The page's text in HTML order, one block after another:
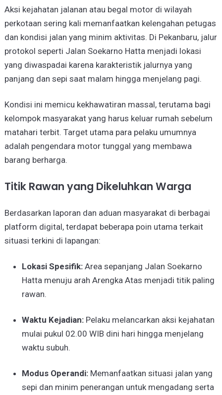
Aksi kejahatan jalanan atau begal motor di wilayah
perkotaan sering kali memanfaatkan kelengahan petugas
dan kondisi jalan yang minim aktivitas. Di Pekanbaru, jalur
protokol seperti Jalan Soekarno Hatta menjadi lokasi
yang diwaspadai karena karakteristik jalurnya yang
panjang dan sepi saat malam hingga menjelang pagi.
Kondisi ini memicu kekhawatiran massal, terutama bagi
kelompok masyarakat yang harus keluar rumah sebelum
matahari terbit. Target utama para pelaku umumnya
adalah pengendara motor tunggal yang membawa
barang berharga.
Titik Rawan yang Dikeluhkan Warga
Berdasarkan laporan dan aduan masyarakat di berbagai
platform digital, terdapat beberapa poin utama terkait
situasi terkini di lapangan:
Lokasi Spesifik:Area sepanjang Jalan Soekarno
Hatta menuju arah Arengka Atas menjadi titik paling
rawan.
Waktu Kejadian:Pelaku melancarkan aksi kejahatan
mulai pukul 02.00 WIB dini hari hingga menjelang
waktu subuh.
Modus Operandi:Memanfaatkan situasi jalan yang
sepi dan minim penerangan untuk mengadang serta